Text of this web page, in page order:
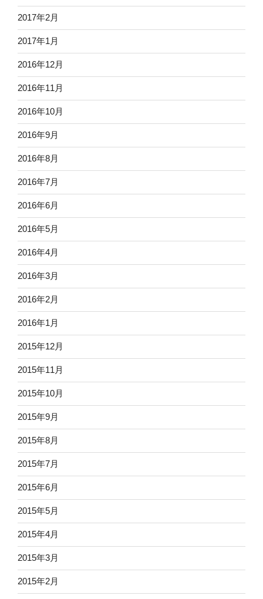
2017年2月
2017年1月
2016年12月
2016年11月
2016年10月
2016年9月
2016年8月
2016年7月
2016年6月
2016年5月
2016年4月
2016年3月
2016年2月
2016年1月
2015年12月
2015年11月
2015年10月
2015年9月
2015年8月
2015年7月
2015年6月
2015年5月
2015年4月
2015年3月
2015年2月